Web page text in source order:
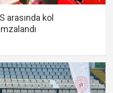
arasında kol